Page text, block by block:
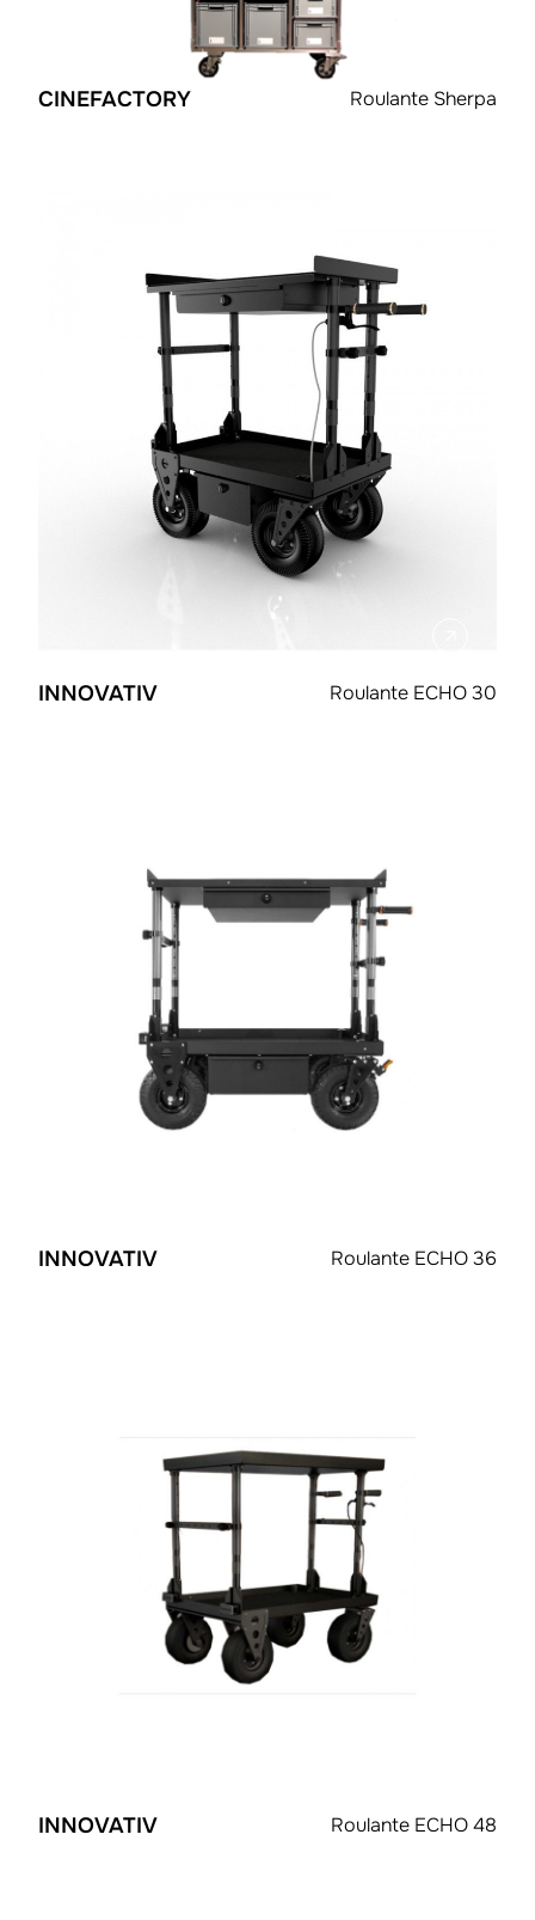
CINEFACTORY Roulante Sherpa
INNOVATIV Roulante ECHO 30
INNOVATIV Roulante ECHO 36
INNOVATIV Roulante ECHO 48